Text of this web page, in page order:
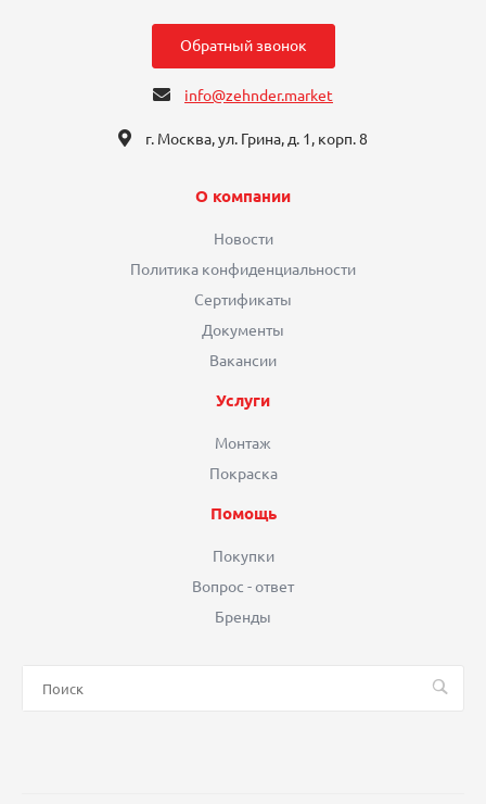
Обратный звонок
info@zehnder.market
г. Москва, ул. Грина, д. 1, корп. 8
О компании
Новости
Политика конфиденциальности
Сертификаты
Документы
Вакансии
Услуги
Монтаж
Покраска
Помощь
Покупки
Вопрос - ответ
Бренды